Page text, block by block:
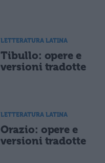
LETTERATURA LATINA
Tibullo: opere e
versioni tradotte
LETTERATURA LATINA
Orazio: opere e
versioni tradotte